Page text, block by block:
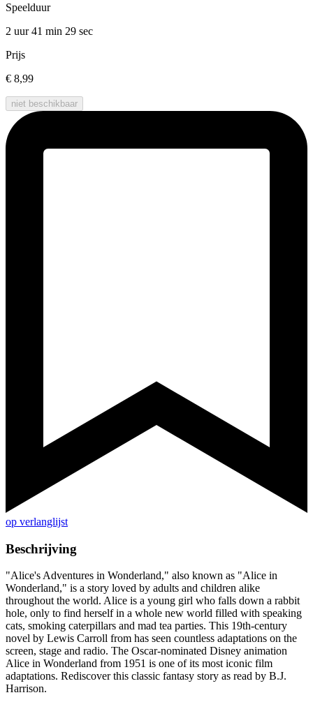
Speelduur
2 uur 41 min 29 sec
Prijs
€ 8,99
niet beschikbaar
op verlanglijst
Beschrijving
"Alice's Adventures in Wonderland," also known as "Alice in
Wonderland," is a story loved by adults and children alike
throughout the world. Alice is a young girl who falls down a rabbit
hole, only to find herself in a whole new world filled with speaking
cats, smoking caterpillars and mad tea parties. This 19th-century
novel by Lewis Carroll from has seen countless adaptations on the
screen, stage and radio. The Oscar-nominated Disney animation
Alice in Wonderland from 1951 is one of its most iconic film
adaptations. Rediscover this classic fantasy story as read by B.J.
Harrison.